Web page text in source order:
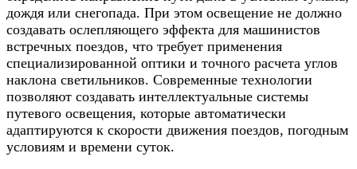
дождя или снегопада. При этом освещение не должно
создавать ослепляющего эффекта для машинистов
встречных поездов, что требует применения
специализированной оптики и точного расчета углов
наклона светильников. Современные технологии
позволяют создавать интеллектуальные системы
путевого освещения, которые автоматически
адаптируются к скорости движения поездов, погодным
условиям и времени суток.